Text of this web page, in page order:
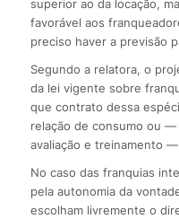
superior ao da locação,
favorável aos
preciso haver a previsão
Segundo a relatora, o
da lei vigente sobre
que contrato dessa
relação de consumo ou
avaliação e treinamento
No caso das franquias
pela autonomia da
escolham livremente o